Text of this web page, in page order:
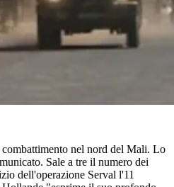
nel nord del Mali. Lo
Sale a tre il numero dei
dell'operazione Serval l'11